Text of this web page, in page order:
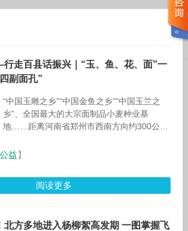
走百县话振兴｜“玉、鱼、花、面”一
副面孔”
“中国玉雕之乡”“中国金鱼之乡”“中国玉兰之
乡”、全国最大的大宗面制品小麦种业基
地……距离河南省郑州市西南方向约300公里
公益】
阅读更多
北方多地进入杨柳絮高发期 一图掌握飞